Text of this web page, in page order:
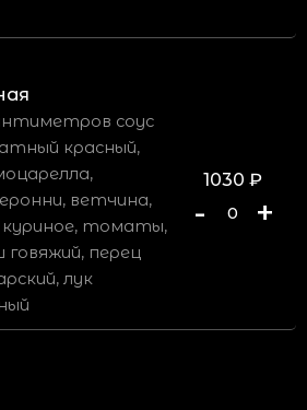
соус
красный,
ветчина,
куриное, томаты,
говяжий, перец
лук
1030 ₽
- 0 +